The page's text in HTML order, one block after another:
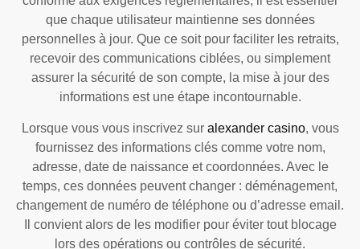
que chaque utilisateur maintienne ses données
personnelles à jour. Que ce soit pour faciliter les retraits,
recevoir des communications ciblées, ou simplement
assurer la sécurité de son compte, la mise à jour des
informations est une étape incontournable.
Lorsque vous vous inscrivez sur alexander casino, vous
fournissez des informations clés comme votre nom,
adresse, date de naissance et coordonnées. Avec le
temps, ces données peuvent changer : déménagement,
changement de numéro de téléphone ou d’adresse email.
Il convient alors de les modifier pour éviter tout blocage
lors des opérations ou contrôles de sécurité.